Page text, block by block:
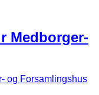
Medborger-